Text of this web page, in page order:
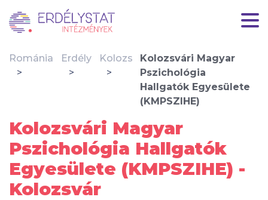
Románia Erdély Kolozs
Kolozsvári Magyar
Pszichológia
Hallgatók Egyesülete
(KMPSZIHE)
Kolozsvári Magyar
Pszichológia Hallgatók
Egyesülete (KMPSZIHE) -
Kolozsvár